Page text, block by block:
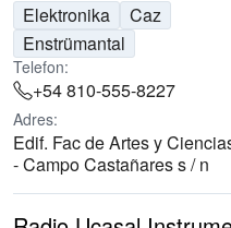
Elektronika
Caz
Enstrümantal
Telefon:
+54 810-555-8227
Adres:
Edif. Fac de Artes y
- Campo Castañares s / n